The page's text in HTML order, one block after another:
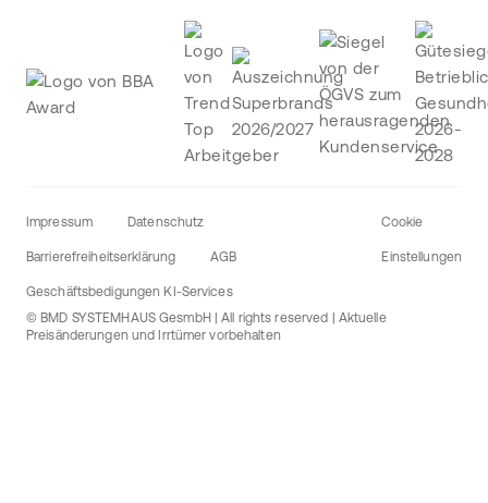
Impressum Datenschutz
Barrierefreiheitserklärung AGB
Geschäftsbedigungen KI-Services
Cookie
Einstellungen
© BMD SYSTEMHAUS GesmbH | All rights reserved | Aktuelle
Preisänderungen und Irrtümer vorbehalten